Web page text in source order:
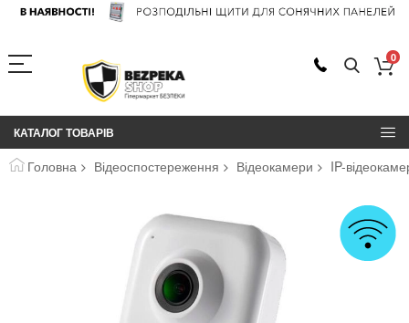
0
КАТАЛОГ ТОВАРІВ
Головна Відеоспостереження Відеокамери IP-